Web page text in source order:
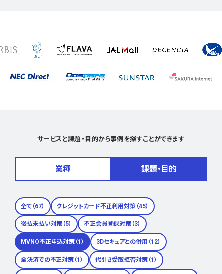
サービスと課題・目的から事例を探すことができます
業種 課題・目的
全て（67） クレジットカード不正利用対策（45）
後払未払い対策（5） 不正会員登録対策（3）
MVNO不正申込対策（1） 3Dセキュアとの併用（12）
全決済での不正対策（1） 代引き受取拒否対策（1）